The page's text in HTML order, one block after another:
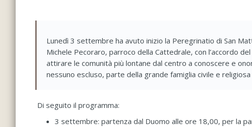
Lunedì 3 settembre ha avuto inizio la Peregrinatio di San
Michele Pecoraro, parroco della Cattedrale, con l’accordo
attirare le comunità più lontane dal centro a conoscere e
nessuno escluso, parte della grande famiglia civile e religiosa
Di seguito il programma:
3 settembre: partenza dal Duomo alle ore 18,00, per la